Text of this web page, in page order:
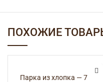
ПОХОЖИЕ
Парка из хлопка — 7963